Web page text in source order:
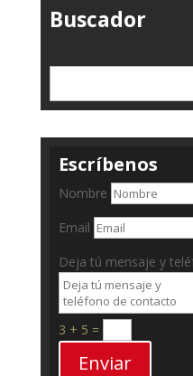
Buscador
Escríbenos
Nombre
Email
Deja tú mensaje y
3 + 5 =
Enviar